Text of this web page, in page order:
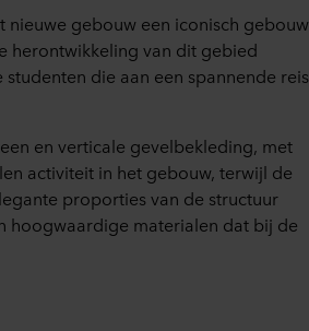
nieuwe gebouw een iconisch gebouw
herontwikkeling van dit gebied
die aan een spannende reis
en verticale gevelbekleding, met
activiteit in het gebouw, terwijl de
proporties van de structuur
hoogwaardige materialen dat bij de